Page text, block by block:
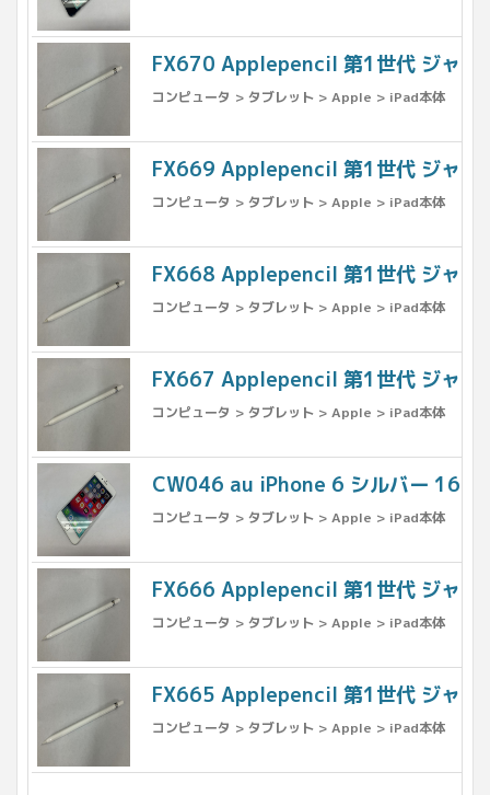
FX670 Applepencil 第1世代 ジャン
コンピュータ > タブレット > Apple > iPad本体
FX669 Applepencil 第1世代 ジャン
コンピュータ > タブレット > Apple > iPad本体
FX668 Applepencil 第1世代 ジャン
コンピュータ > タブレット > Apple > iPad本体
FX667 Applepencil 第1世代 ジャン
コンピュータ > タブレット > Apple > iPad本体
CW046 au iPhone 6 シルバー
コンピュータ > タブレット > Apple > iPad本体
FX666 Applepencil 第1世代 ジャン
コンピュータ > タブレット > Apple > iPad本体
FX665 Applepencil 第1世代 ジャン
コンピュータ > タブレット > Apple > iPad本体